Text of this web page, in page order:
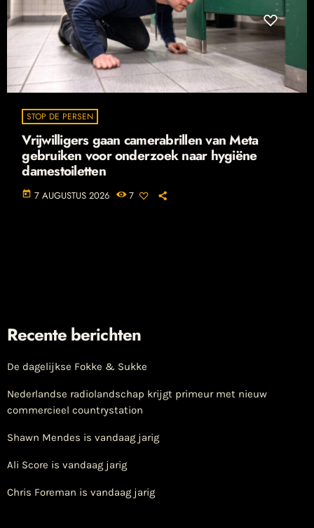
STOP DE PERSEN
Vrijwilligers gaan camerabrillen van Meta
gebruiken voor onderzoek naar hygiëne
damestoiletten
today 7 AUGUSTUS 2026 7
Recente berichten
De dagelijkse Fokke & Sukke
Nederlandse radiolandschap krijgt primeur met nieuw
commercieel countrystation
Shawn Mendes is vandaag jarig
Ali Score is vandaag jarig
Chris Foreman is vandaag jarig